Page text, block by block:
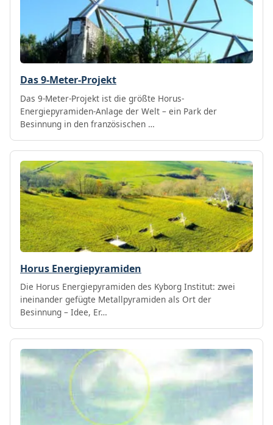
Das 9-Meter-Projekt
Das 9-Meter-Projekt ist die größte Horus-
Energiepyramiden-Anlage der Welt – ein Park der
Besinnung in den französischen …
Horus Energiepyramiden
Die Horus Energiepyramiden des Kyborg Institut: zwei
ineinander gefügte Metallpyramiden als Ort der
Besinnung – Idee, Er…